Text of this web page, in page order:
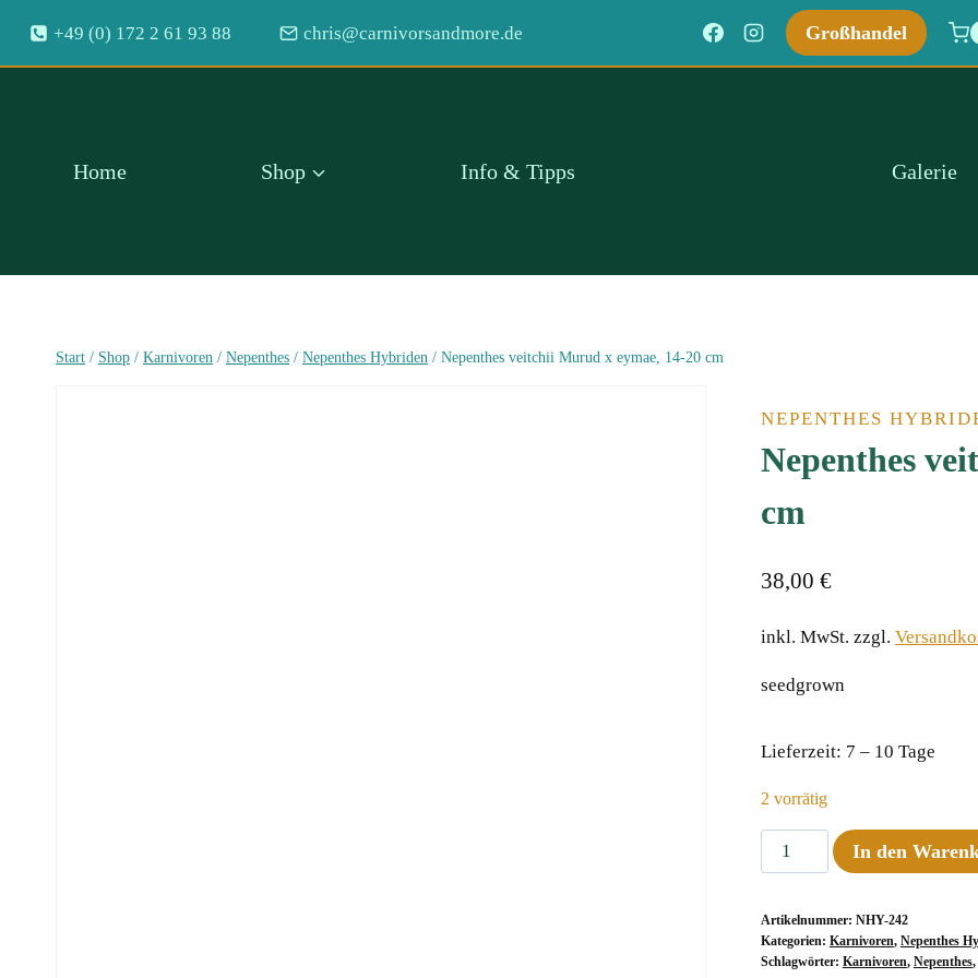
Inhalt
springen
+49 (0) 172 2 61 93 88 chris@carnivorsandmore.de Großhandel
Home Shop Info & Tipps Galerie
Start / Shop / Karnivoren / Nepenthes / Nepenthes Hybriden / Nepenthes veitchii Murud x eymae, 14-20 cm
NEPENTHES
Nepenthes
cm
38,00 €
inkl. MwSt. zzgl.
seedgrown
Lieferzeit: 7 – 10 Tage
2 vorrätig
Nepenthes
veitchii
x
eymae,
In den
Artikelnummer: NHY-242
Kategorien: Karnivoren, Nepenthes
Schlagwörter: Karnivoren, Nepenthes,